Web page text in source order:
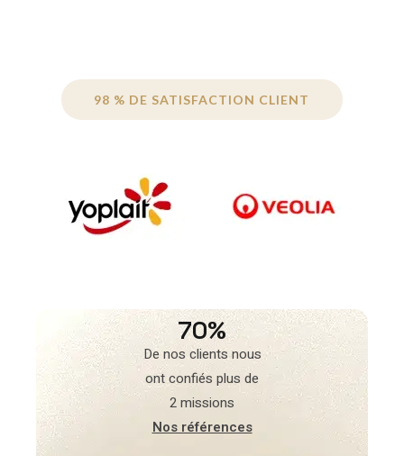
98 % DE SATISFACTION CLIENT
70%
De nos clients nous
ont confiés plus de
2 missions
Nos références